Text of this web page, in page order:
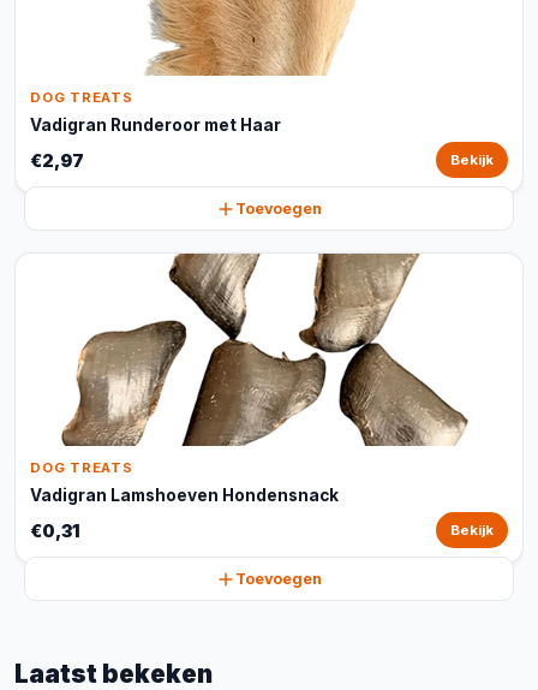
DOG TREATS
Vadigran Runderoor met Haar
€2,97 Bekijk
Toevoegen
DOG TREATS
Vadigran Lamshoeven Hondensnack
€0,31 Bekijk
Toevoegen
Laatst bekeken